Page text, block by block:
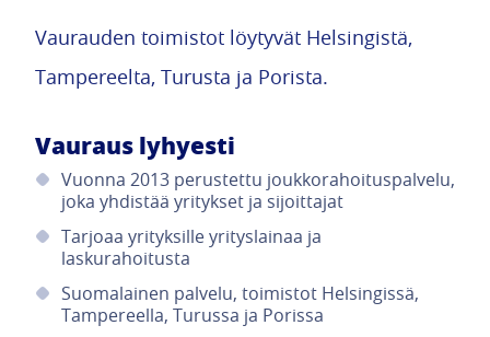
Vaurauden toimistot löytyvät Helsingistä,
Tampereelta, Turusta ja Porista.
Vauraus lyhyesti
Vuonna 2013 perustettu joukkorahoituspalvelu,
joka yhdistää yritykset ja sijoittajat
Tarjoaa yrityksille yrityslainaa ja
laskurahoitusta
Suomalainen palvelu, toimistot Helsingissä,
Tampereella, Turussa ja Porissa